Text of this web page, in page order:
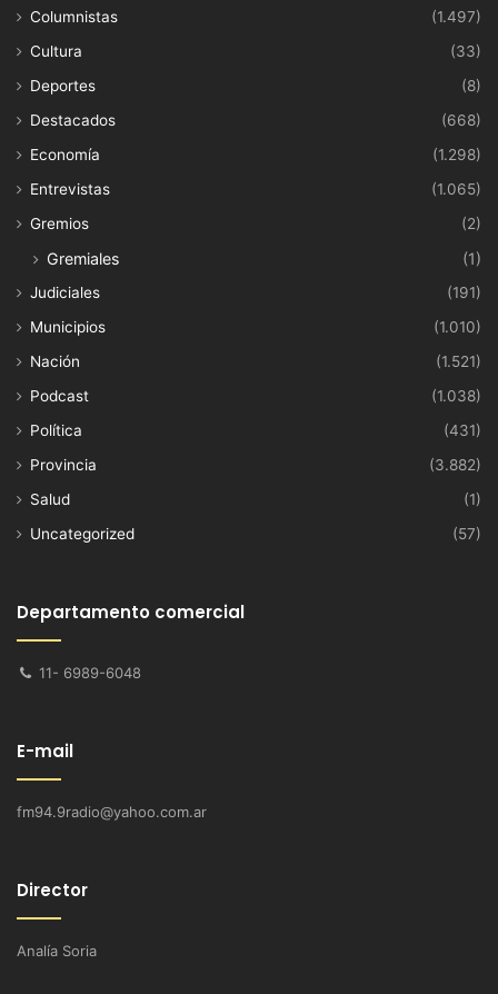
Columnistas
(1.497)
Cultura
(33)
Deportes
(8)
Destacados
(668)
Economía
(1.298)
Entrevistas
(1.065)
Gremios
(2)
Gremiales (1)
Judiciales
(191)
Municipios
(1.010)
Nación
(1.521)
Podcast
(1.038)
Política
(431)
Provincia
(3.882)
Salud
(1)
Uncategorized
(57)
Departamento comercial
11- 6989-6048
E-mail
fm94.9radio@yahoo.com.ar
Director
Analía Soria